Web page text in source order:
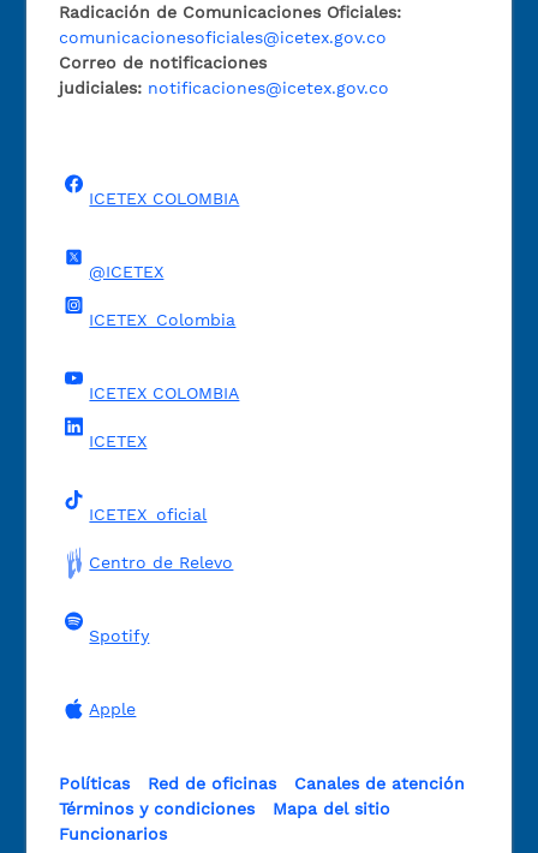
Radicación de Comunicaciones Oficiales:
comunicacionesoficiales@icetex.gov.co
Correo de notificaciones
judiciales: notificaciones@icetex.gov.co
ICETEX COLOMBIA
@ICETEX
ICETEX_Colombia
ICETEX COLOMBIA
ICETEX
ICETEX_oficial
Centro de Relevo
Spotify
Apple
Políticas Red de oficinas
Canales de atención
Términos y condiciones
Mapa del sitio
Funcionarios